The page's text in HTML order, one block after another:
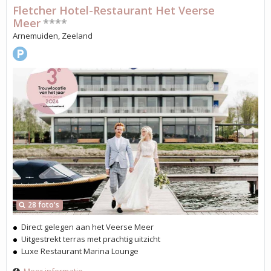
28 foto's
Fletcher Hotel-Restaurant Het Veerse
Meer ****
Arnemuiden, Zeeland
Direct gelegen aan het Veerse Meer
Uitgestrekt terras met prachtig uitzicht
Luxe Restaurant Marina Lounge